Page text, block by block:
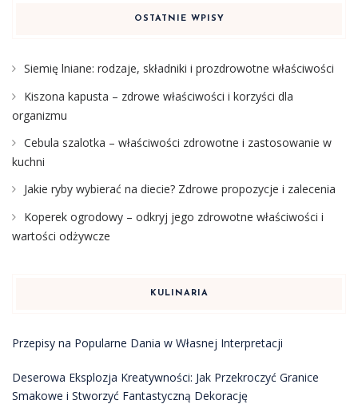
OSTATNIE WPISY
Siemię lniane: rodzaje, składniki i prozdrowotne właściwości
Kiszona kapusta – zdrowe właściwości i korzyści dla
organizmu
Cebula szalotka – właściwości zdrowotne i zastosowanie w
kuchni
Jakie ryby wybierać na diecie? Zdrowe propozycje i zalecenia
Koperek ogrodowy – odkryj jego zdrowotne właściwości i
wartości odżywcze
KULINARIA
Przepisy na Popularne Dania w Własnej Interpretacji
Deserowa Eksplozja Kreatywności: Jak Przekroczyć Granice
Smakowe i Stworzyć Fantastyczną Dekorację